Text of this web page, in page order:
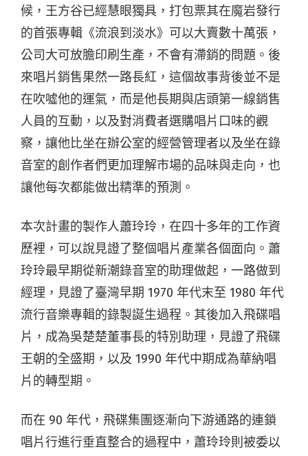
候，王方谷已經慧眼獨具，打包票其在魔岩發行
的首張專輯《流浪到淡水》可以大賣數十萬張，
公司大可放膽印刷生產，不會有滯銷的問題。後
來唱片銷售果然一路長紅，這個故事背後並不是
在吹噓他的運氣，而是他長期與店頭第一線銷售
人員的互動，以及對消費者選購唱片口味的觀
察，讓他比坐在辦公室的經營管理者以及坐在錄
音室的創作者們更加理解市場的品味與走向，也
讓他每次都能做出精準的預測。
本次計畫的製作人蕭玲玲，在四十多年的工作資
歷裡，可以說見證了整個唱片產業各個面向。蕭
玲玲最早期從新潮錄音室的助理做起，一路做到
經理，見證了臺灣早期 1970 年代末至 1980 年代
流行音樂專輯的錄製誕生過程。其後加入飛碟唱
片，成為吳楚楚董事長的特別助理，見證了飛碟
王朝的全盛期，以及 1990 年代中期成為華納唱
片的轉型期。
而在 90 年代，飛碟集團逐漸向下游通路的連鎖
唱片行進行垂直整合的過程中，蕭玲玲則被委以